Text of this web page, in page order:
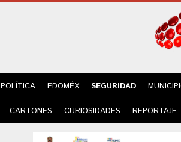
POLÍTICA EDOMÉX SEGURIDAD
CARTONES CURIOSIDADES REPORTAJE